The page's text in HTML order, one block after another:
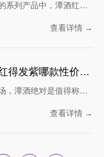
牌的白酒有什么可比较
系列产品中，潭酒红得
一是位于红潭和紫潭之
元左右。二是口味也
也起的很有特点，潭酒
响亮，又颇具寓意，因
之人都知道基
查看详情 →
红潭和潭红得发紫哪款性价比高？
，潭酒绝对是值得称赞
储量非常大。因此也造
的底蕴去打造真年份系
查看详情 →